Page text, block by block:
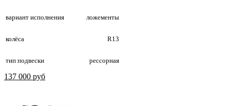
вариант исполнения ложементы
колёса R13
тип подвески рессорная
137 000 руб